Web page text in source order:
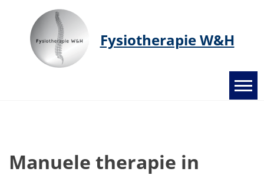
inhoud
Fysiotherapie W&H
Manuele therapie in